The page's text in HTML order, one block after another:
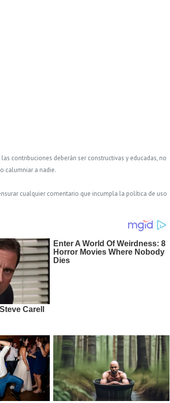
contribuciones deberán ser constructivas y educadas, no
calumniar a nadie.
cualquier comentario que incumpla la política de uso